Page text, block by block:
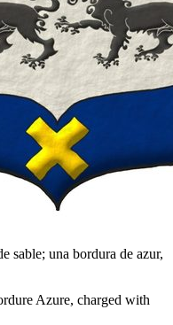
sable; una bordura de azur,
Azure, charged with